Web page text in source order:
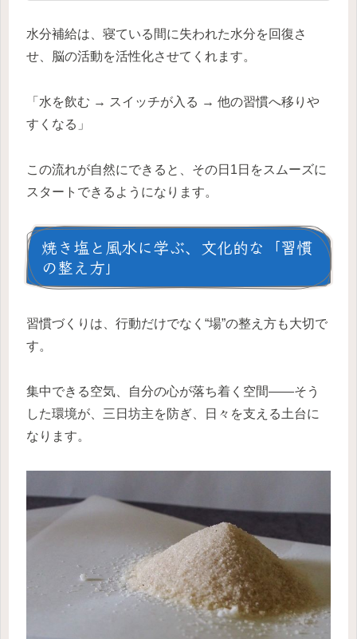
水分補給は、寝ている間に失われた水分を回復さ
せ、脳の活動を活性化させてくれます。
「水を飲む → スイッチが入る → 他の習慣へ移りや
すくなる」
この流れが自然にできると、その日1日をスムーズに
スタートできるようになります。
焼き塩と風水に学ぶ、文化的な「習慣
の整え方」
習慣づくりは、行動だけでなく“場”の整え方も大切で
す。
集中できる空気、自分の心が落ち着く空間——そう
した環境が、三日坊主を防ぎ、日々を支える土台に
なります。